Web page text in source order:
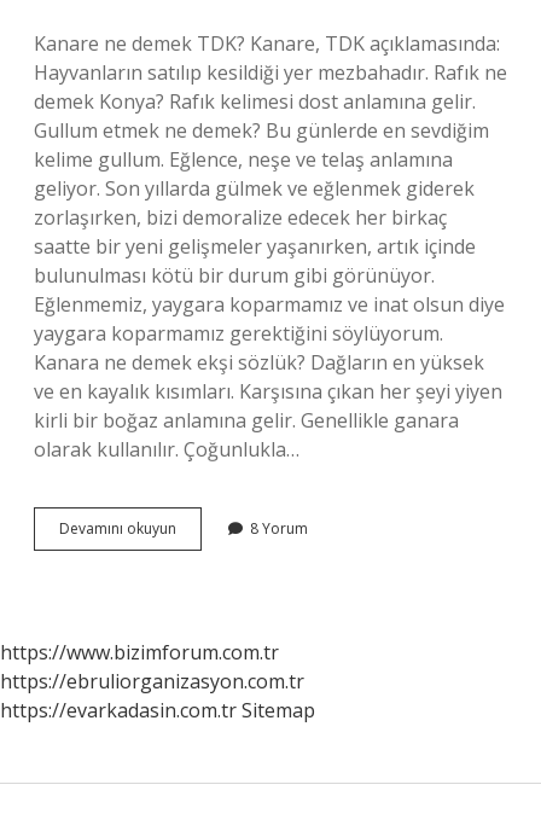
Kanare ne demek TDK? Kanare, TDK açıklamasında:
Hayvanların satılıp kesildiği yer mezbahadır. Rafık ne
demek Konya? Rafık kelimesi dost anlamına gelir.
Gullum etmek ne demek? Bu günlerde en sevdiğim
kelime gullum. Eğlence, neşe ve telaş anlamına
geliyor. Son yıllarda gülmek ve eğlenmek giderek
zorlaşırken, bizi demoralize edecek her birkaç
saatte bir yeni gelişmeler yaşanırken, artık içinde
bulunulması kötü bir durum gibi görünüyor.
Eğlenmemiz, yaygara koparmamız ve inat olsun diye
yaygara koparmamız gerektiğini söylüyorum.
Kanara ne demek ekşi sözlük? Dağların en yüksek
ve en kayalık kısımları. Karşısına çıkan her şeyi yiyen
kirli bir boğaz anlamına gelir. Genellikle ganara
olarak kullanılır. Çoğunlukla…
Devamını okuyun
Ne
8 Yorum
https://www.bizimforum.com.tr
https://ebruliorganizasyon.com.tr
https://evarkadasin.com.trSitemap